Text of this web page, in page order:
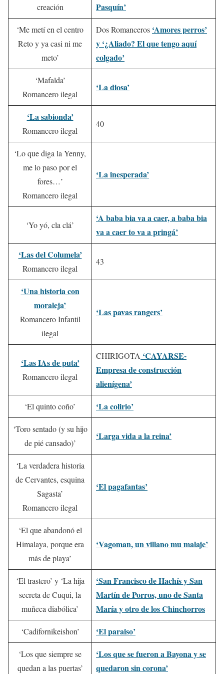
creación Pasquín’
‘Me metí en el centro
Reto y ya casi ni me
meto’
Dos Romanceros ‘Amores perros’
y ‘¿Aliado? El que tengo aquí
colgado’
‘Mafalda’
Romancero ilegal
‘La diosa’
‘La sabionda’
Romancero ilegal
40
‘Lo que diga la Yenny,
me lo paso por el
fores…’
Romancero ilegal
‘La inesperada’
‘Yo yó, cla clá’
‘A baba bia va a caer, a baba bia
va a caer to va a pringá’
‘Las del Columela’
Romancero ilegal
43
‘Una historia con
moraleja’
Romancero Infantil
ilegal
‘Las pavas rangers’
‘Las IAs de puta’
Romancero ilegal
CHIRIGOTA ‘CAYARSE-
Empresa de construcción
alienígena’
‘El quinto coño’ ‘La colirio’
‘Toro sentado (y su hijo
de pié cansado)’
‘Larga vida a la reina’
‘La verdadera historia
de Cervantes, esquina
Sagasta’
Romancero ilegal
‘El pagafantas’
‘El que abandonó el
Himalaya, porque era
más de playa’
‘Vagoman, un villano mu malaje’
‘El trastero’ y ‘La hija
secreta de Cuqui, la
muñeca diabólica’
‘San Francisco de Hachís y San
Martín de Porros, uno de Santa
María y otro de los Chinchorros
‘Cadifornikeishon’ ‘El paraiso’
‘Los que siempre se
quedan a las puertas’
‘Los que se fueron a Bayona y se
quedaron sin corona’